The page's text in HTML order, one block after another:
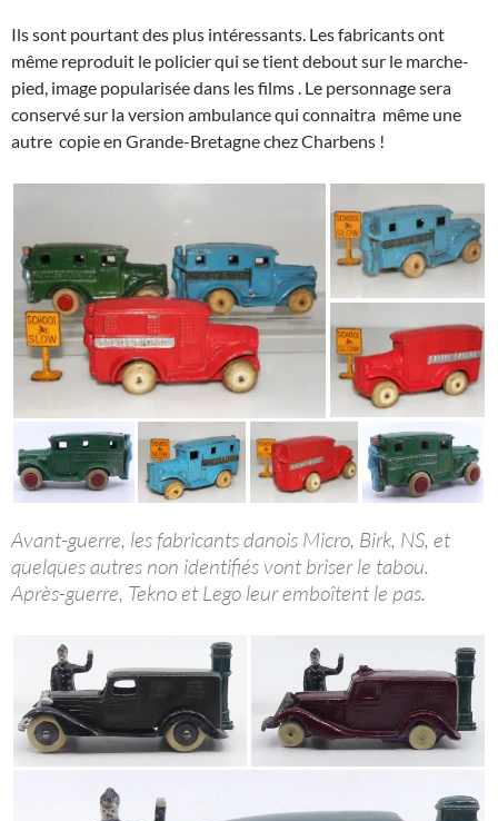
Ils sont pourtant des plus intéressants. Les fabricants ont
même reproduit le policier qui se tient debout sur le marche-
pied, image popularisée dans les films . Le personnage sera
conservé sur la version ambulance qui connaitra même une
autre copie en Grande-Bretagne chez Charbens !
Avant-guerre, les fabricants danois Micro, Birk, NS, et
quelques autres non identifiés vont briser le tabou.
Après-guerre, Tekno et Lego leur emboîtent le pas.